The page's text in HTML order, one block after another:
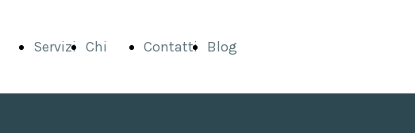
Servizi Chi Contatti Blog